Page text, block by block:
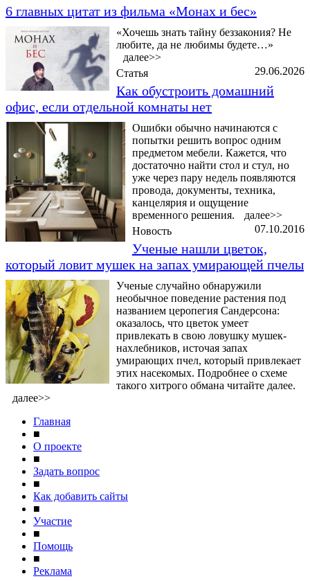
6 главных цитат из фильма «Монах и бес»
«Хочешь знать тайну беззакония? Не
любите, да не любимы будете…»
далее>>
29.06.2026
Статья
Как обустроить домашний
офис, если отдельной комнаты нет
Ошибки обычно начинаются с
попытки решить вопрос одним
предметом мебели. Кажется, что
достаточно найти стол и стул, но
уже через пару недель появляются
провода, документы, техника,
канцелярия и ощущение
временного решения.
далее>>
07.10.2016
Новость
Ученые нашли цветок,
который ловит мушек на запах умирающей пчелы
Ученые случайно обнаружили
необычное поведение растения под
названием церопегия Сандерсона:
оказалось, что цветок умеет
привлекать в свою ловушку мушек-
нахлебников, источая запах
умирающих пчел, который привлекает
этих насекомых. Подробнее о схеме
такого хитрого обмана читайте далее.
далее>>
Главная
■
О проекте
■
Задать вопрос
■
Как добавить сайты
■
Участие
■
Помощь
■
Реклама